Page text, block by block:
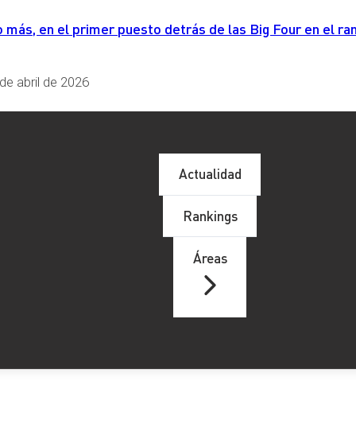
más, en el primer puesto detrás de las Big Four en el
abril de 2026
Actualidad
Rankings
Áreas